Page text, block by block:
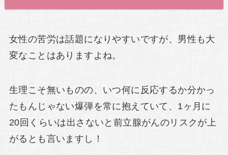
女性の苦労は話題になりやすいですが、男性も大
変なことはありますよね。
生理こそ無いものの、いつ何に反応するか分かっ
たもんじゃない爆弾を常に抱えていて、1ヶ月に
20回くらいは出さないと前立腺がんのリスクが上
がるとも言いますし！